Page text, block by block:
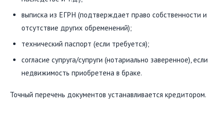
выписка из ЕГРН (подтверждает право собственности и
отсутствие других обременений);
технический паспорт (если требуется);
согласие супруга/супруги (нотариально заверенное), если
недвижимость приобретена в браке.
Точный перечень документов устанавливается кредитором.